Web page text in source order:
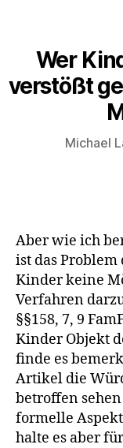
Wer
verstößt
Michael
Aber wie ich
ist das
Kinder keine
Verfahren
§§158, 7, 9
Kinder Objekt
finde es
Artikel die
betroffen
formelle
halte es aber